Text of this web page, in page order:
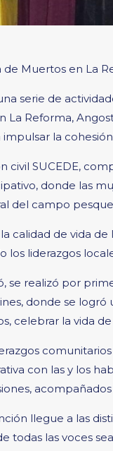
Muertos en La
serie de
Reforma,
la
civil SUCEDE,
donde las
del campo
calidad de vida
liderazgos
se realizó por
donde se
celebrar la vida
con las y los
llegue a las
todas las voces